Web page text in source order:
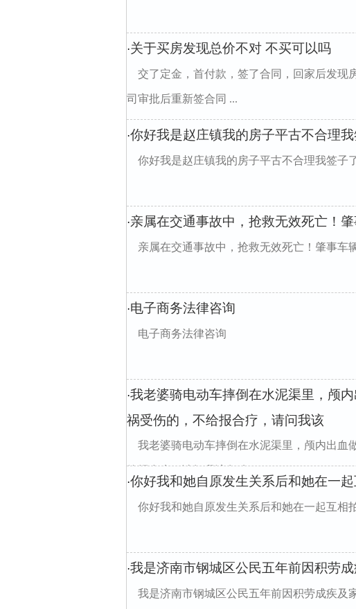
·关于买房发现总价不对 不买可以吗
交了定金，首付款，签了合同，回家后发现
司审批后重新签合同 ...
·你好我是赵庄镇我的房子平古不合理
你好我是赵庄镇我的房子平古不合理我签子
·亲属在交通事故中，抢救无效死亡！
亲属在交通事故中，抢救无效死亡！肇事车
·电子商务法律咨询
电子商务法律咨询
·我老婆骑电动车摔倒在水泥渠里，颅
祸受伤的，不给报合疗，请问我该
我老婆骑电动车摔倒在水泥渠里，颅内出血
给报合疗，请问我该怎么
·你好我和她自原发生关系后和她在一
你好我和她自原发生关系后和她在一起互相
·我是济南市钢城区公民五年前因积劳成
我是济南市钢城区公民五年前因积劳成疾及